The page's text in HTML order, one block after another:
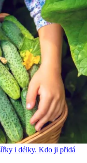
i délky. Kdo ji přidá